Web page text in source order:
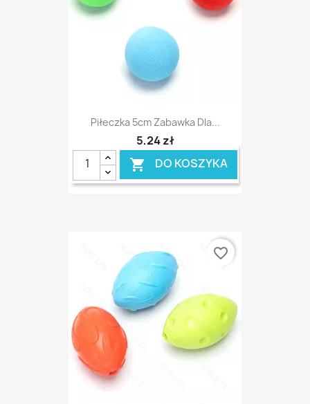
Piłeczka 5cm Zabawka Dla...
5,24 zł
 DO KOSZYKA
favorite_border